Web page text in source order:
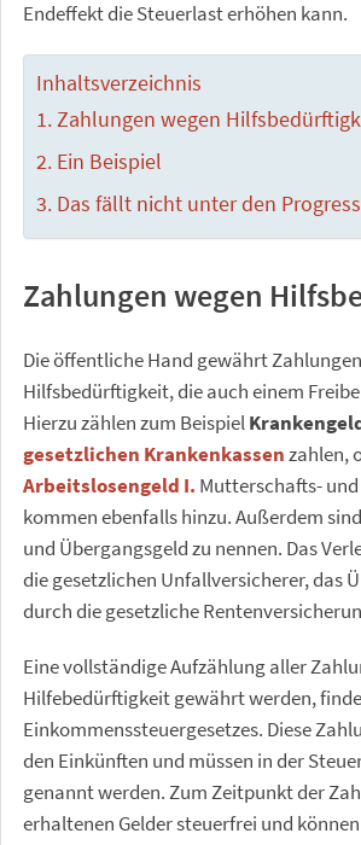
Endeffekt die Steuerlast erhöhen kann.
Inhaltsverzeichnis
Zahlungen wegen
Ein Beispiel
Das fällt nicht unter den
Zahlungen wegen
Die öffentliche Hand gewährt
Hilfsbedürftigkeit, die auch einem
Hierzu zählen zum Beispiel
gesetzlichen Krankenkassenzahlen,
Arbeitslosengeld I. Mutterschafts-
kommen ebenfalls hinzu. Außerdem
und Übergangsgeld zu nennen. Das
die gesetzlichen Unfallversicherer, das
durch die gesetzliche
Eine vollständige Aufzählung aller
Hilfebedürftigkeit gewährt werden,
Einkommenssteuergesetzes. Diese
den Einkünften und müssen in der
genannt werden. Zum Zeitpunkt der
erhaltenen Gelder steuerfrei und